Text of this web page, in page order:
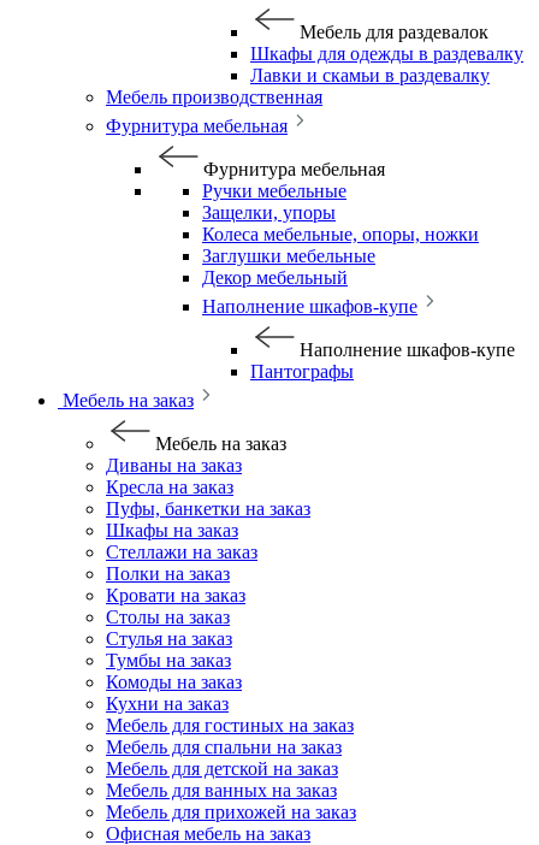
Мебель для раздевалок
Шкафы для одежды в раздевалку
Лавки и скамьи в раздевалку
Мебель производственная
Фурнитура мебельная
Фурнитура мебельная
Ручки мебельные
Защелки, упоры
Колеса мебельные, опоры, ножки
Заглушки мебельные
Декор мебельный
Наполнение шкафов-купе
Наполнение шкафов-купе
Пантографы
Мебель на заказ
Мебель на заказ
Диваны на заказ
Кресла на заказ
Пуфы, банкетки на заказ
Шкафы на заказ
Стеллажи на заказ
Полки на заказ
Кровати на заказ
Столы на заказ
Стулья на заказ
Тумбы на заказ
Комоды на заказ
Кухни на заказ
Мебель для гостиных на заказ
Мебель для спальни на заказ
Мебель для детской на заказ
Мебель для ванных на заказ
Мебель для прихожей на заказ
Офисная мебель на заказ